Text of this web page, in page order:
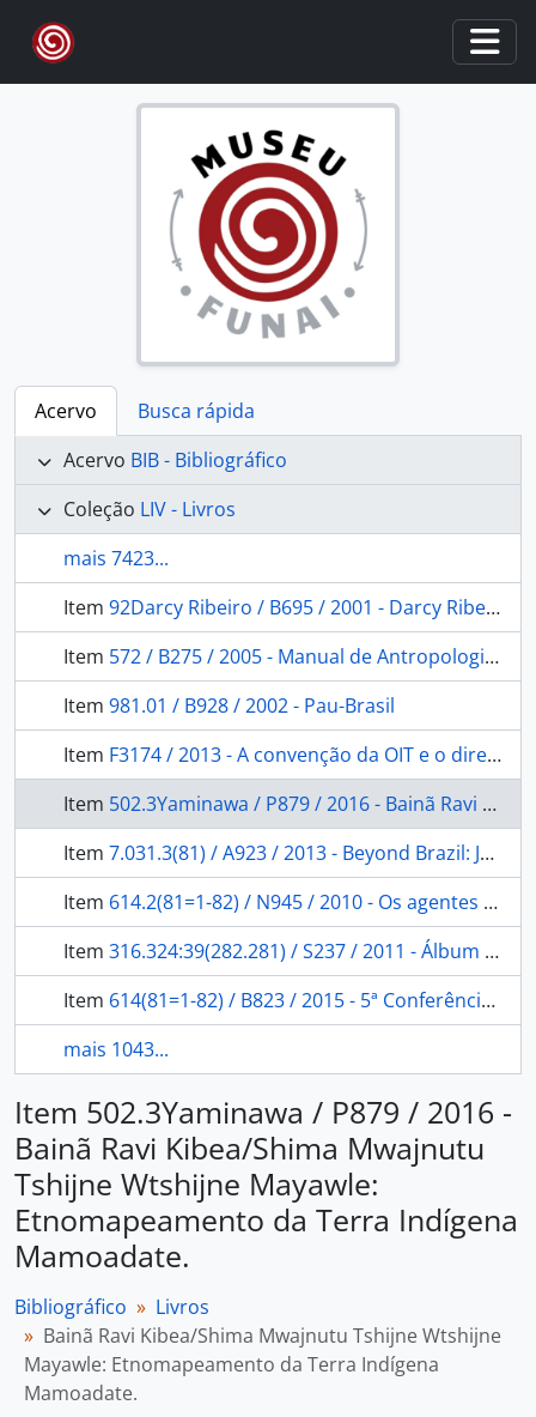
Skip to main content
Acervo
Busca rápida
Acervo BIB - Bibliográfico
Coleção LIV - Livros
mais 7423...
Item 92Darcy Ribeiro / B695 / 2001 - Darcy Ribeiro: sociologia de um indisciplinado.
Item 572 / B275 / 2005 - Manual de Antropologia Cultural
Item 981.01 / B928 / 2002 - Pau-Brasil
Item F3174 / 2013 - A convenção da OIT e o direito de consulta livre, prévia e informada
Item 502.3Yaminawa / P879 / 2016 - Bainã Ravi Kibea/Shima Mwajnutu Tshijne Wtshijne Mayawle: Etnomapeamento da Terra Indígena Mamoadate.
Item 7.031.3(81) / A923 / 2013 - Beyond Brazil: Johann Natterer and the Ethnographic Collections from the Austrian Expedition to Brazil (1817-1835).
Item 614.2(81=1-82) / N945 / 2010 - Os agentes indígenas de saúde do Alto Xingu
Item 316.324:39(282.281) / S237 / 2011 - Álbum Purus
Item 614(81=1-82) / B823 / 2015 - 5ª Conferência Nacional de Saúde Indígena: relatório final
mais 1043...
Item 502.3Yaminawa / P879 / 2016 -
Bainã Ravi Kibea/Shima Mwajnutu
Tshijne Wtshijne Mayawle:
Etnomapeamento da Terra Indígena
Mamoadate.
Bibliográfico
Livros
Bainã Ravi Kibea/Shima Mwajnutu Tshijne Wtshijne
Mayawle: Etnomapeamento da Terra Indígena
Mamoadate.